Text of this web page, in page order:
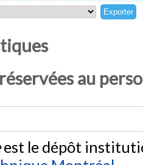
au
est le dépôt